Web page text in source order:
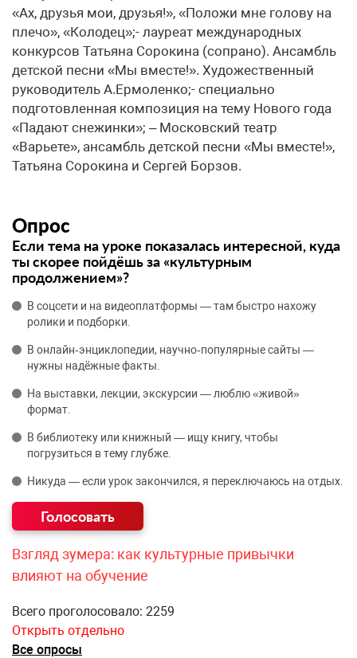
«Ах, друзья мои, друзья!», «Положи мне голову на
плечо», «Колодец»;- лауреат международных
конкурсов Татьяна Сорокина (сопрано). Ансамбль
детской песни «Мы вместе!». Художественный
руководитель А.Ермоленко;- специально
подготовленная композиция на тему Нового года
«Падают снежинки»; – Московский театр
«Варьете», ансамбль детской песни «Мы вместе!»,
Татьяна Сорокина и Сергей Борзов.
Опрос
Если тема на уроке показалась интересной, куда
ты скорее пойдёшь за «культурным
продолжением»?
В соцсети и на видеоплатформы — там быстро нахожу
ролики и подборки.
В онлайн‑энциклопедии, научно‑популярные сайты —
нужны надёжные факты.
На выставки, лекции, экскурсии — люблю «живой»
формат.
В библиотеку или книжный — ищу книгу, чтобы
погрузиться в тему глубже.
Никуда — если урок закончился, я переключаюсь на отдых.
Взгляд зумера: как культурные привычки
влияют на обучение
Всего проголосовало: 2259
Открыть отдельно
Все опросы